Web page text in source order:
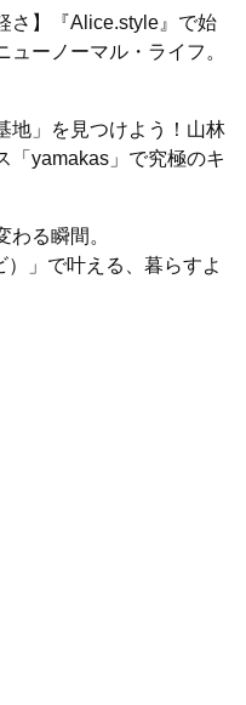
さ】『Alice.style』で始
ーノーマル・ライフ。
地」を見つけよう！山林
「yamakas」で究極のキ
わる瞬間。
）」で叶える、暮らすよ